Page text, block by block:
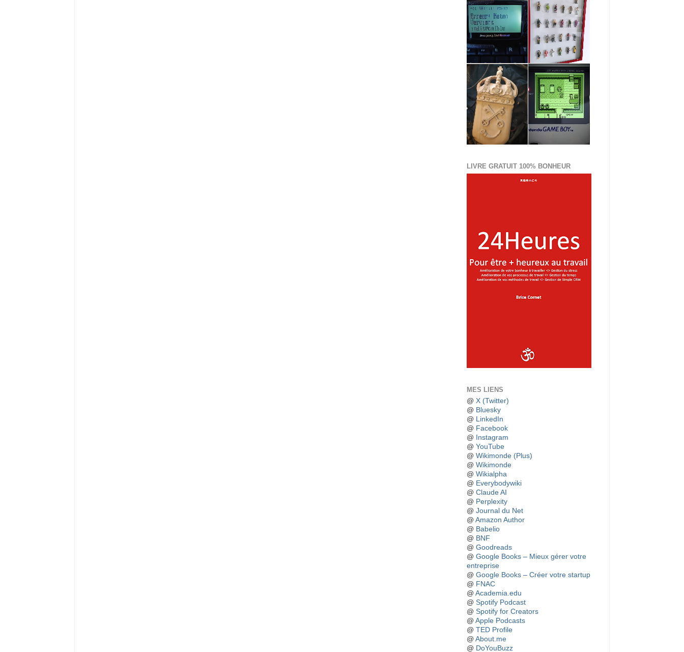
LIVRE GRATUIT 100% BONHEUR
MES LIENS
@ X (Twitter)
@ Bluesky
@ LinkedIn
@ Facebook
@
Instagram
@ YouTube
@ Wikimonde (Plus)
@ Wikimonde
@ Wikialpha
@ Everybodywiki
@ Claude AI
@ Perplexity
@ Journal du Net
@ Amazon Author
@ Babelio
@ BNF
@ Goodreads
@ Google Books – Mieux gérer votre
entreprise
@ Google Books – Créer votre startup
@ FNAC
@ Academia.edu
@ Spotify Podcast
@ Spotify for Creators
@ Apple Podcasts
@ TED Profile
@ About.me
@ DoYouBuzz